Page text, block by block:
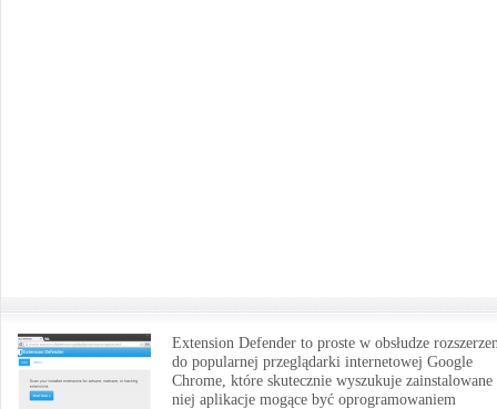
Extension Defender to proste w obsłudze
do popularnej przeglądarki internetowej Google
Chrome, które skutecznie wyszukuje zainstalowane
niej aplikacje mogące być oprogramowaniem